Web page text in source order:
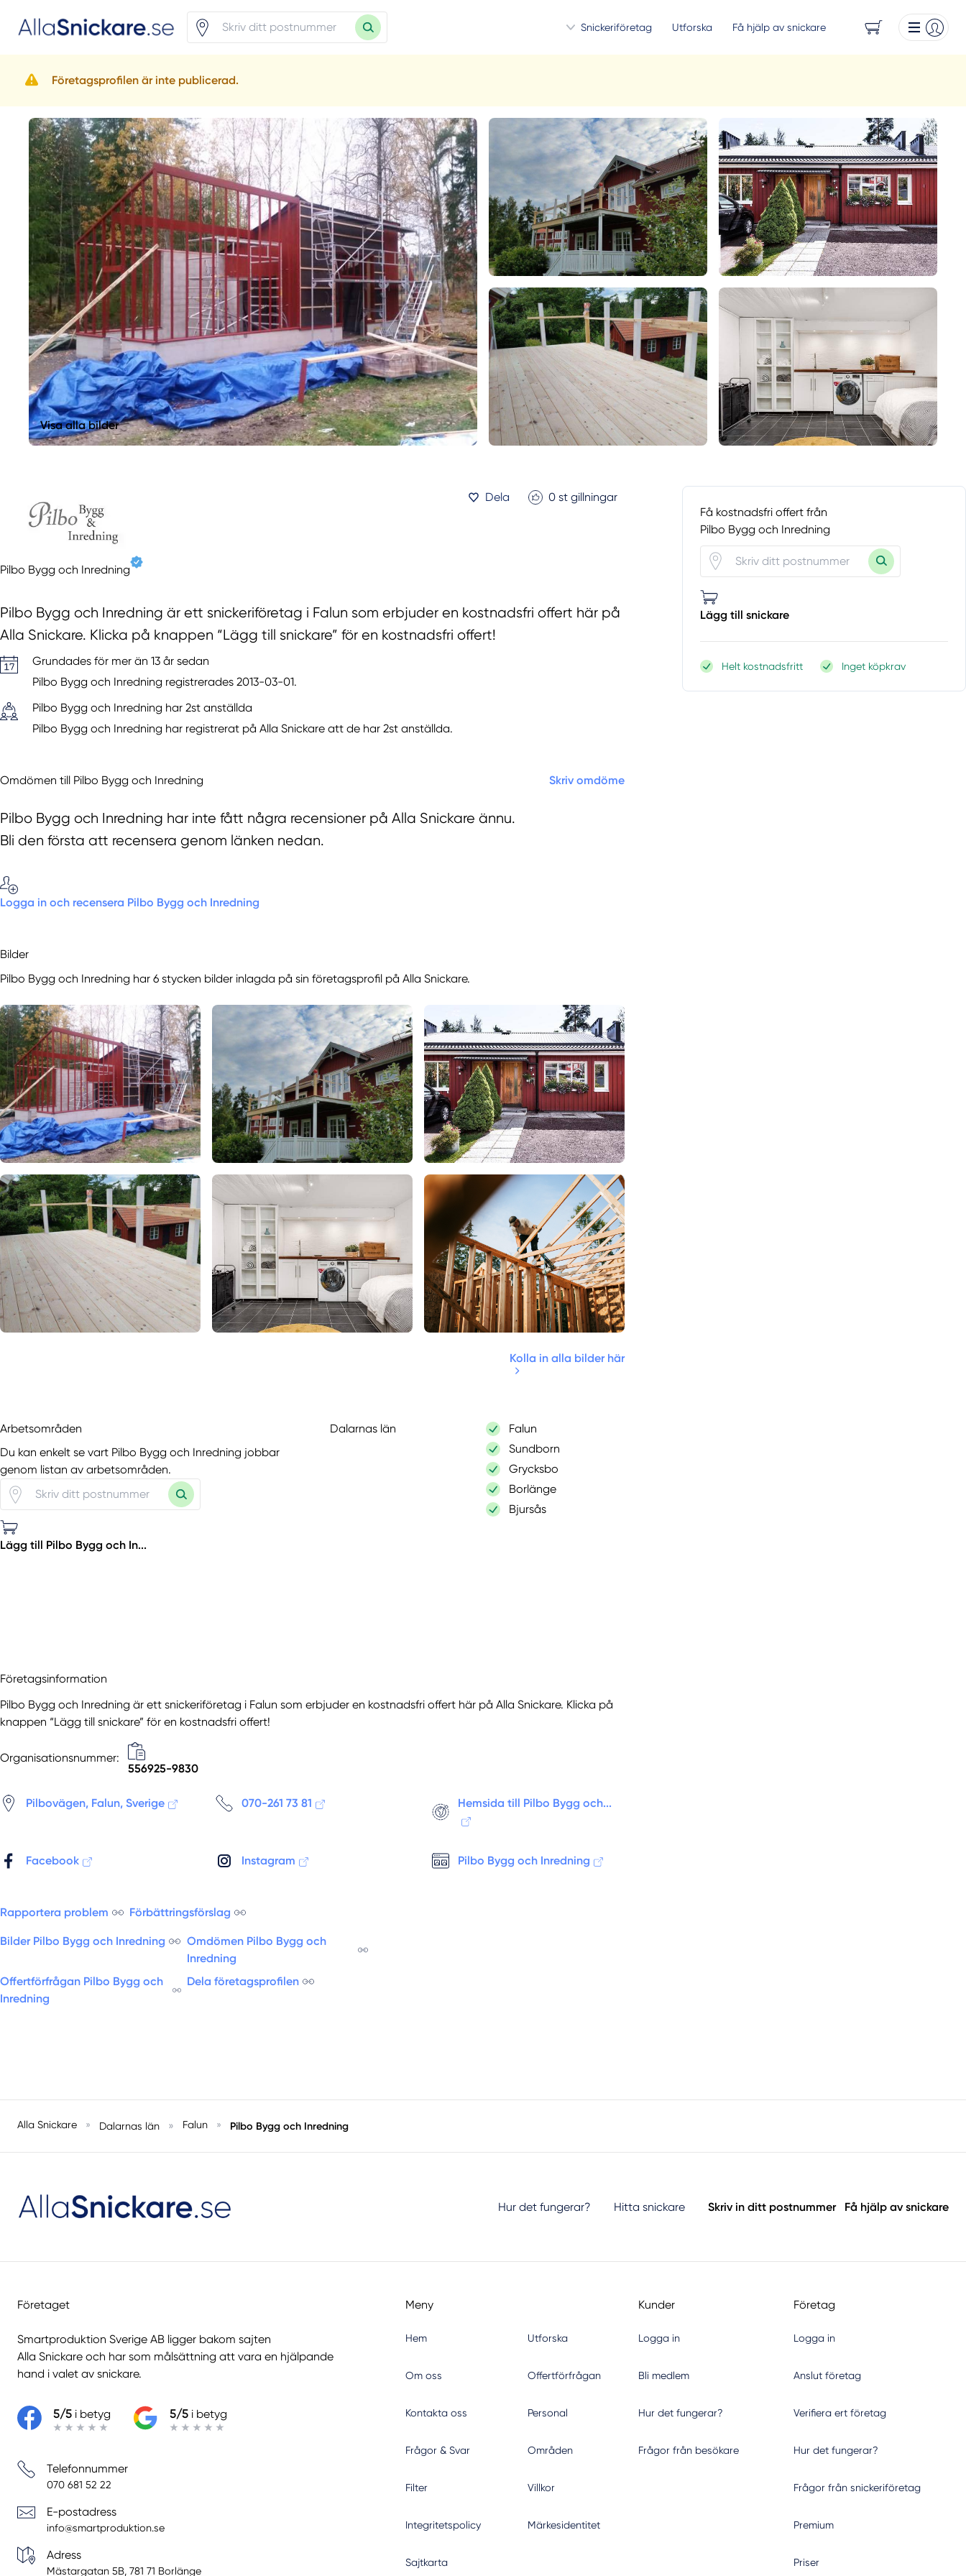
Snickeriföretag Utforska Få hjälp av snickare
Företagsprofilen är inte publicerad.
Visa alla bilder
Dela 0 st gillningar
Pilbo Bygg och Inredning
Pilbo Bygg och Inredning är ett snickeriföretag i Falun som erbjuder en kostnadsfri offert här på
Alla Snickare. Klicka på knappen “Lägg till snickare” för en kostnadsfri offert!
Grundades för mer än 13 år sedan
Pilbo Bygg och Inredning registrerades 2013-03-01.
Pilbo Bygg och Inredning har 2st anställda
Pilbo Bygg och Inredning har registrerat på Alla Snickare att de har 2st anställda.
Omdömen till Pilbo Bygg och Inredning Skriv omdöme
Pilbo Bygg och Inredning har inte fått några recensioner på Alla Snickare ännu.
Bli den första att recensera genom länken nedan.
Logga in och recensera Pilbo Bygg och Inredning
Bilder
Pilbo Bygg och Inredning har 6 stycken bilder inlagda på sin företagsprofil på Alla Snickare.
Kolla in alla bilder här
Arbetsområden
Du kan enkelt se vart Pilbo Bygg och Inredning jobbar
genom listan av arbetsområden.
Lägg till Pilbo Bygg och In...
Dalarnas län
Falun
Sundborn
Grycksbo
Borlänge
Bjursås
Företagsinformation
Pilbo Bygg och Inredning är ett snickeriföretag i Falun som erbjuder en kostnadsfri offert här på Alla Snickare. Klicka på
knappen “Lägg till snickare” för en kostnadsfri offert!
Organisationsnummer:
556925-9830
Pilbovägen, Falun, Sverige 070-261 73 81 Hemsida till Pilbo Bygg och...
Facebook Instagram Pilbo Bygg och Inredning
Rapportera problem Förbättringsförslag
Bilder Pilbo Bygg och Inredning
Omdömen Pilbo Bygg och
Inredning
Offertförfrågan Pilbo Bygg och
Inredning
Dela företagsprofilen
Få kostnadsfri offert från
Pilbo Bygg och Inredning
Lägg till snickare
Helt kostnadsfritt Inget köpkrav
Alla Snickare » Dalarnas län » Falun » Pilbo Bygg och Inredning
Hur det fungerar? Hitta snickare Skriv in ditt postnummer Få hjälp av snickare
Företaget
Smartproduktion Sverige AB ligger bakom sajten
Alla Snickare och har som målsättning att vara en hjälpande
hand i valet av snickare.
5/5 i betyg 5/5 i betyg
Telefonnummer
070 681 52 22
E-postadress
info@smartproduktion.se
Adress
Mästargatan 5B, 781 71 Borlänge
Meny
Hem Utforska
Om oss Offertförfrågan
Kontakta oss Personal
Frågor & Svar Områden
Filter Villkor
Integritetspolicy Märkesidentitet
Sajtkarta
Kunder
Logga in
Bli medlem
Hur det fungerar?
Frågor från besökare
Företag
Logga in
Anslut företag
Verifiera ert företag
Hur det fungerar?
Frågor från snickeriföretag
Premium
Priser